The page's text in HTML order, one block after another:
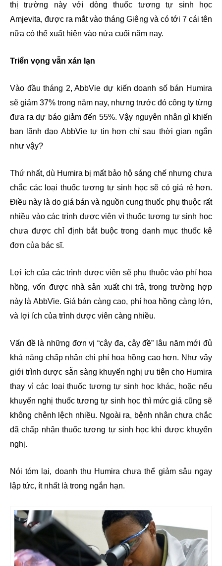
thị trường này với dòng thuốc tương tự sinh học
Amjevita, được ra mắt vào tháng Giêng và có tới 7 cái tên
nữa có thể xuất hiện vào nửa cuối năm nay.
Triển vọng vẫn xán lạn
Vào đầu tháng 2, AbbVie dự kiến doanh số bán Humira
sẽ giảm 37% trong năm nay, nhưng trước đó công ty từng
đưa ra dự báo giảm đến 55%. Vậy nguyên nhân gì khiến
ban lãnh đạo AbbVie tự tin hơn chỉ sau thời gian ngắn
như vậy?
Thứ nhất, dù Humira bị mất bảo hộ sáng chế nhưng chưa
chắc các loại thuốc tương tự sinh học sẽ có giá rẻ hơn.
Điều này là do giá bán và nguồn cung thuốc phụ thuộc rất
nhiều vào các trình dược viên vì thuốc tương tự sinh học
chưa được chỉ định bắt buộc trong danh mục thuốc kê
đơn của bác sĩ.
Lợi ích của các trình dược viên sẽ phụ thuộc vào phí hoa
hồng, vốn được nhà sản xuất chi trả, trong trường hợp
này là AbbVie. Giá bán càng cao, phí hoa hồng càng lớn,
và lợi ích của trình dược viên càng nhiều.
Vấn đề là những đơn vị “cây đa, cây đề” lâu năm mới đủ
khả năng chấp nhận chi phí hoa hồng cao hơn. Như vậy
giới trình dược sẵn sàng khuyến nghị ưu tiên cho Humira
thay vì các loại thuốc tương tự sinh học khác, hoặc nếu
khuyến nghị thuốc tương tự sinh học thì mức giá cũng sẽ
không chênh lệch nhiều. Ngoài ra, bệnh nhân chưa chắc
đã chấp nhận thuốc tương tự sinh học khi được khuyến
nghị.
Nói tóm lại, doanh thu Humira chưa thể giảm sâu ngay
lập tức, ít nhất là trong ngắn hạn.